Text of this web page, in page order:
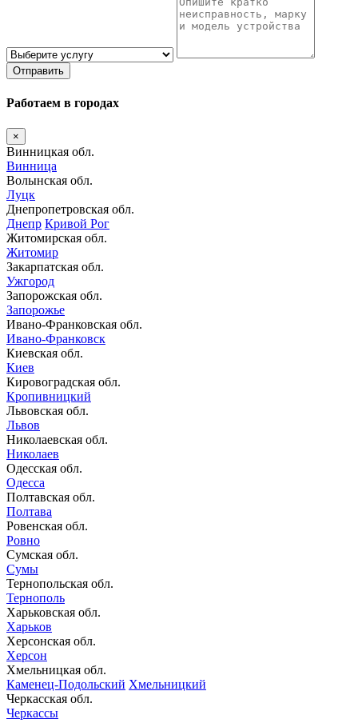
Отправить
Работаем в городах
×
Винницкая обл.
Винница
Волынская обл.
Луцк
Днепропетровская обл.
Днепр Кривой Рог
Житомирская обл.
Житомир
Закарпатская обл.
Ужгород
Запорожская обл.
Запорожье
Ивано-Франковская обл.
Ивано-Франковск
Киевская обл.
Киев
Кировоградская обл.
Кропивницкий
Львовская обл.
Львов
Николаевская обл.
Николаев
Одесская обл.
Одесса
Полтавская обл.
Полтава
Ровенская обл.
Ровно
Сумская обл.
Сумы
Тернопольская обл.
Тернополь
Харьковская обл.
Харьков
Херсонская обл.
Херсон
Хмельницкая обл.
Каменец-Подольский Хмельницкий
Черкасская обл.
Черкассы